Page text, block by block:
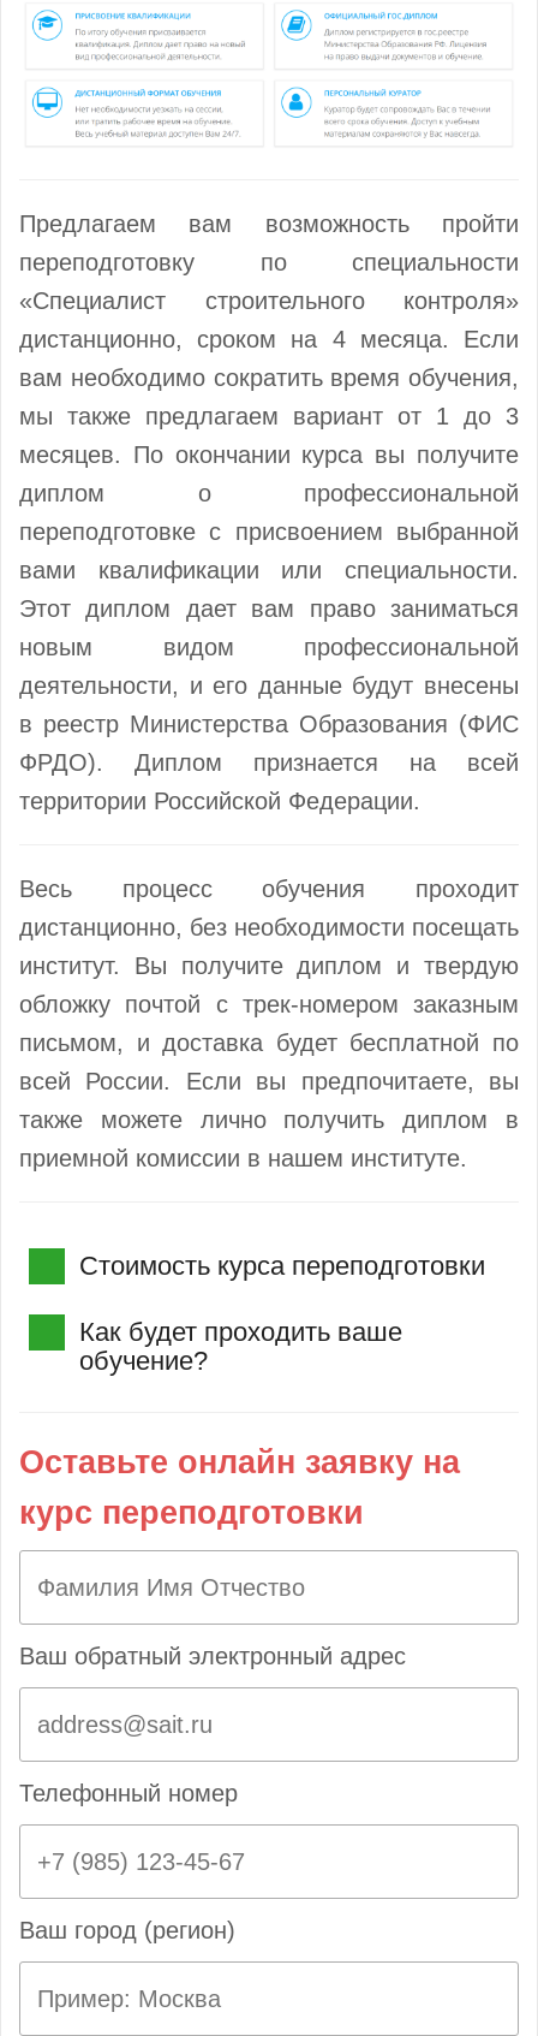
Предлагаем вам возможность пройти
переподготовку по специальности
«Специалист строительного контроля»
дистанционно, сроком на 4 месяца. Если
вам необходимо сократить время обучения,
мы также предлагаем вариант от 1 до 3
месяцев. По окончании курса вы получите
диплом о профессиональной
переподготовке с присвоением выбранной
вами квалификации или специальности.
Этот диплом дает вам право заниматься
новым видом профессиональной
деятельности, и его данные будут внесены
в реестр Министерства Образования (ФИС
ФРДО). Диплом признается на всей
территории Российской Федерации.
Весь процесс обучения проходит
дистанционно, без необходимости посещать
институт. Вы получите диплом и твердую
обложку почтой с трек-номером заказным
письмом, и доставка будет бесплатной по
всей России. Если вы предпочитаете, вы
также можете лично получить диплом в
приемной комиссии в нашем институте.
Стоимость курса переподготовки
Как будет проходить ваше
обучение?
Оставьте онлайн заявку на
курс переподготовки
Ваш обратный электронный адрес
Телефонный номер
Ваш город (регион)